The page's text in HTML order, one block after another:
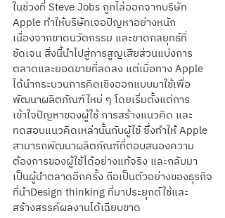
ในช่วงที่ Steve Jobs ถูกไล่ออกจากบริษัท
Apple ทำให้บริษัทเจอปัญหาอย่างหนัก
เนื่องจากขาดนวัตกรรม และขาดกลยุทธ์ที่
ชัดเจน สิ่งนี้นำไปสู่การสูญเสียส่วนแบ่งการ
ตลาดและยอดขายที่ลดลง แต่เมื่อทาง Apple
ได้นำกระบวนการคิดเชิงออกแบบมาใช้เพื่อ
พัฒนาผลิตภัณฑ์ใหม่ ๆ โดยเริ่มตั้งแต่การ
เข้าใจปัญหาของผู้ใช้ การสร้างแนวคิด และ
ทดสอบแนวคิดเหล่านั้นกับผู้ใช้ ซึ่งทำให้ Apple
สามารถพัฒนาผลิตภัณฑ์ที่ตอบสนองความ
ต้องการของผู้ใช้ได้อย่างแท้จริง และกลับมา
เป็นผู้นำตลาดอีกครั้ง ถือเป็นตัวอย่างของธุรกิจ
ที่นำDesign thinking ที่มาประยุกต์ใช้และ
สร้างสรรค์ผลงานได้เฉียบขาด